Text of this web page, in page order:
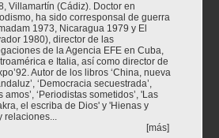
Villamartín (Cádiz). Doctor en
ha sido corresponsal de guerra
1973, Nicaragua 1979 y El
1980), director de las
de la Agencia EFE en Cuba,
e Italia, así como director de
Autor de los libros ‘China, nueva
‘Democracia secuestrada’,
amos’, ‘Periodistas sometidos’, 'Las
el escriba de Dios' y 'Hienas y
relaciones...
[más]